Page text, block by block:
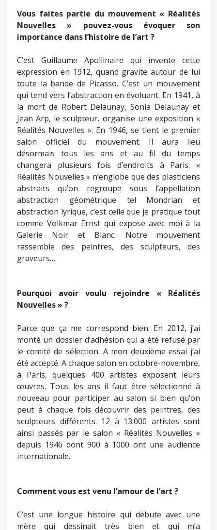
Vous faites partie du mouvement « Réalités
Nouvelles » pouvez-vous évoquer son
importance dans l’histoire de l’art ?
C’est Guillaume Apollinaire qui invente cette
expression en 1912, quand gravite autour de lui
toute la bande de Picasso. C’est un mouvement
qui tend vers l’abstraction en évoluant. En 1941, à
la mort de Robert Delaunay, Sonia Delaunay et
Jean Arp, le sculpteur, organise une exposition «
Réalités Nouvelles ». En 1946, se tient le premier
salon officiel du mouvement. Il aura lieu
désormais tous les ans et au fil du temps
changera plusieurs fois d’endroits à Paris. «
Réalités Nouvelles » n’englobe que des plasticiens
abstraits qu’on regroupe sous l’appellation
abstraction géométrique tel Mondrian et
abstraction lyrique, c’est celle que je pratique tout
comme Volkmar Ernst qui expose avec moi à la
Galerie Noir et Blanc. Notre mouvement
rassemble des peintres, des sculpteurs, des
graveurs…
Pourquoi avoir voulu rejoindre « Réalités
Nouvelles » ?
Parce que ça me correspond bien. En 2012, j’ai
monté un dossier d’adhésion qui a été refusé par
le comité de sélection. A mon deuxième essai j’ai
été accepté. A chaque salon en octobre-novembre,
à Paris, quelques 400 artistes exposent leurs
œuvres. Tous les ans il faut être sélectionné à
nouveau pour participer au salon si bien qu’on
peut à chaque fois découvrir des peintres, des
sculpteurs différents. 12 à 13.000 artistes sont
ainsi passés par le salon « Réalités Nouvelles »
depuis 1946 dont 900 à 1000 ont une audience
internationale.
Comment vous est venu l’amour de l’art ?
C’est une longue histoire qui débute avec une
mère qui dessinait très bien et qui m’a